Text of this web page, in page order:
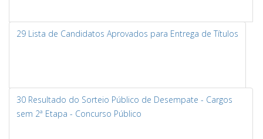
29 Lista de Candidatos Aprovados para Entrega de Títulos
30 Resultado do Sorteio Público de Desempate - Cargos
sem 2ª Etapa - Concurso Público